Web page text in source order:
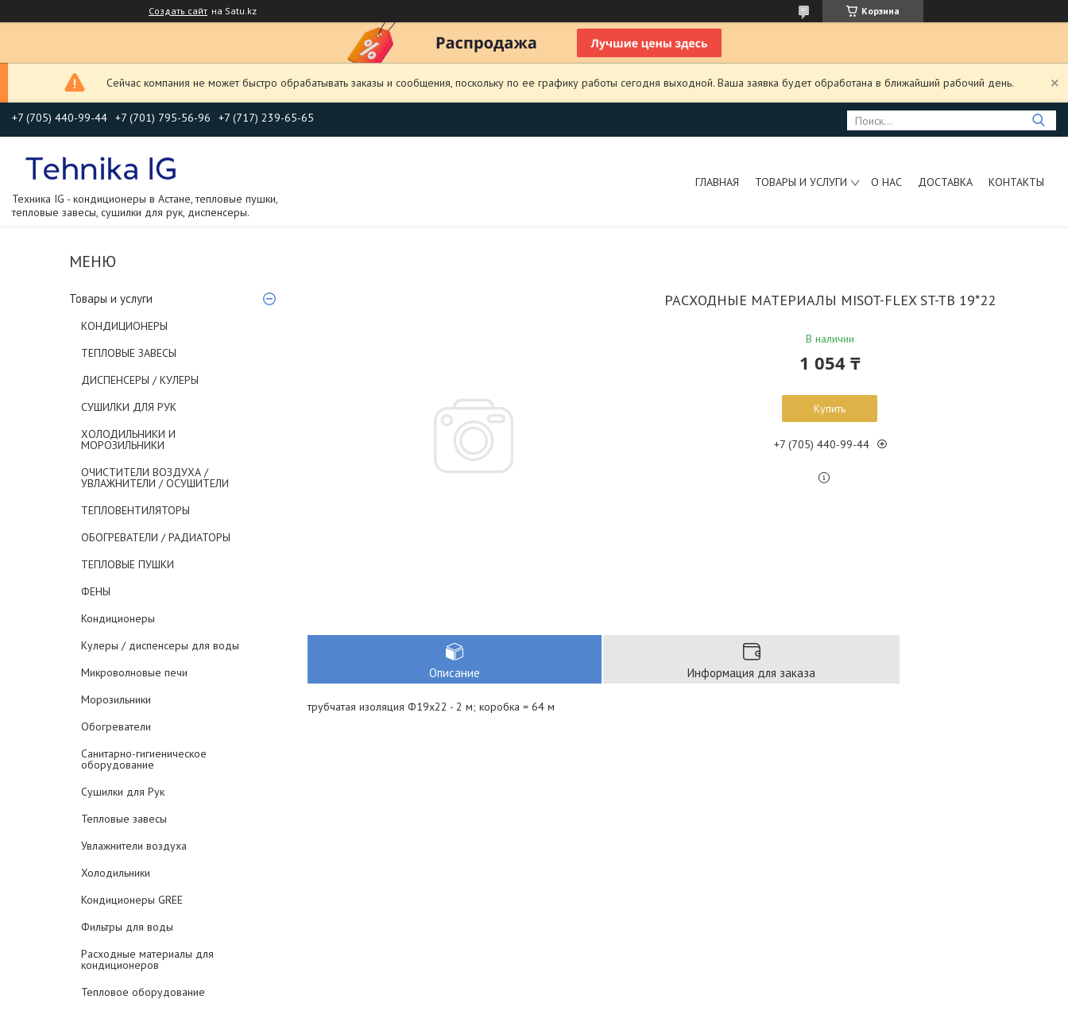
Создать сайт на Satu.kz Корзина
Сейчас компания не может быстро обрабатывать заказы и сообщения, поскольку по ее графику работы сегодня выходной. Ваша заявка будет обработана в ближайший рабочий день.
+7 (705) 440-99-44 +7 (701) 795-56-96 +7 (717) 239-65-65
Техника IG - кондиционеры в Астане, тепловые пушки,
тепловые завесы, сушилки для рук, диспенсеры.
ГЛАВНАЯ ТОВАРЫ И УСЛУГИ О НАС ДОСТАВКА КОНТАКТЫ
Товары и услуги
КОНДИЦИОНЕРЫ
ТЕПЛОВЫЕ ЗАВЕСЫ
ДИСПЕНСЕРЫ / КУЛЕРЫ
СУШИЛКИ ДЛЯ РУК
ХОЛОДИЛЬНИКИ И
МОРОЗИЛЬНИКИ
ОЧИСТИТЕЛИ ВОЗДУХА /
УВЛАЖНИТЕЛИ / ОСУШИТЕЛИ
ТЕПЛОВЕНТИЛЯТОРЫ
ОБОГРЕВАТЕЛИ / РАДИАТОРЫ
ТЕПЛОВЫЕ ПУШКИ
ФЕНЫ
Кондиционеры
Кулеры / диспенсеры для воды
Микроволновые печи
Морозильники
Обогреватели
Санитарно-гигиеническое
оборудование
Сушилки для Рук
Тепловые завесы
Увлажнители воздуха
Холодильники
Кондиционеры GREE
Фильтры для воды
Расходные материалы для
кондиционеров
Тепловое оборудование
РАСХОДНЫЕ МАТЕРИАЛЫ MISOT-FLEX ST-TB 19*22
В наличии
1 054 ₸
Купить
+7 (705) 440-99-44
Описание Информация для заказа
трубчатая изоляция Ф19х22 - 2 м; коробка = 64 м